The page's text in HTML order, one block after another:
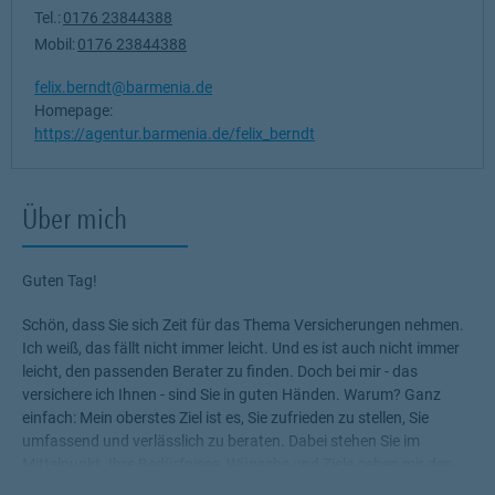
Über mich
Guten Tag!
Schön, dass Sie sich Zeit für das Thema Versicherungen nehmen.
Ich weiß, das fällt nicht immer leicht. Und es ist auch nicht immer
leicht, den passenden Berater zu finden. Doch bei mir - das
versichere ich Ihnen - sind Sie in guten Händen. Warum? Ganz
einfach: Mein oberstes Ziel ist es, Sie zufrieden zu stellen, Sie
umfassend und verlässlich zu beraten. Dabei stehen Sie im
Tel.: 0176 23844388
Mobil: 0176 23844388
felix.berndt@barmenia.de
Homepage:
https://agentur.barmenia.de/felix_berndt